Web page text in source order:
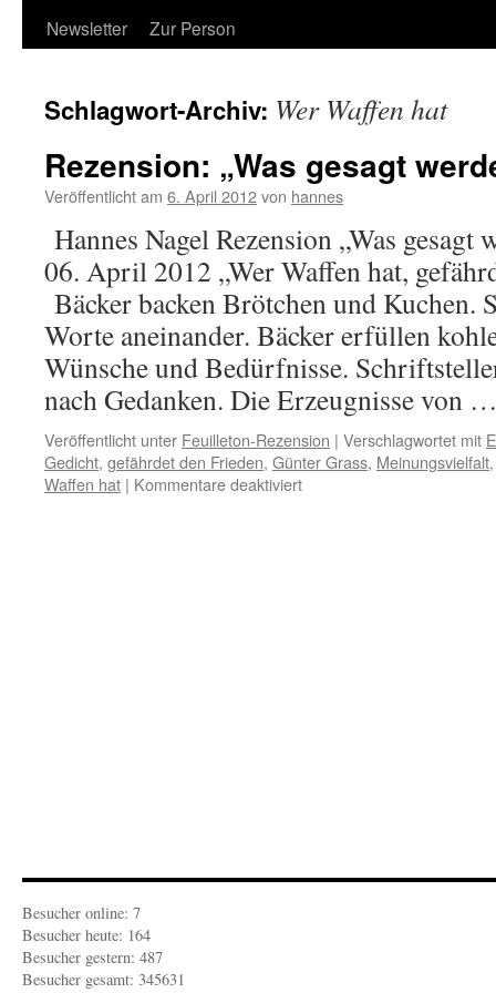
Newsletter
Zur Person
Schlagwort-Archiv: Wer Waffen hat
Rezension: „Was gesagt
Veröffentlicht am 6. April 2012von hannes
Hannes Nagel Rezension „Was gesagt
06. April 2012 „Wer Waffen hat,
Bäcker backen Brötchen und Kuchen.
Worte aneinander. Bäcker erfüllen
Wünsche und Bedürfnisse.
nach Gedanken. Die Erzeugnisse von
Veröffentlicht unter Feuilleton-Rezension | Verschlagwortet mit
Gedicht, gefährdet den Frieden, Günter Grass, Meinungsvielfalt
Waffen hat | Kommentare deaktiviertfür
Besucher online: 7
Besucher heute: 164
Besucher gestern: 487
Besucher gesamt: 345631